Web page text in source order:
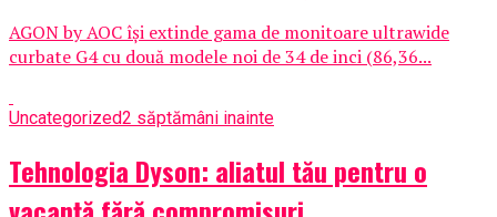
AGON by AOC își extinde gama de monitoare ultrawide
curbate G4 cu două modele noi de 34 de inci (86,36...
Uncategorized2 săptămâni inainte
Tehnologia Dyson: aliatul tău pentru o